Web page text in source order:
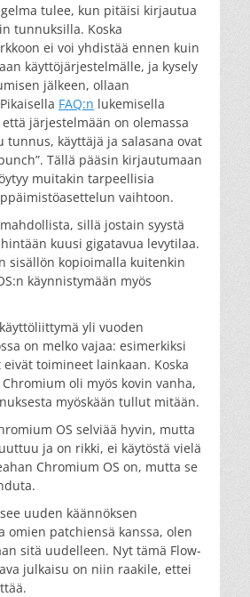
tulee, kun pitäisi kirjautua
tunnuksilla. Koska
ei voi yhdistää ennen kuin
käyttöjärjestelmälle, ja kysely
jälkeen, ollaan
FAQ:n lukemisella
järjestelmään on olemassa
tunnus, käyttäjä ja salasana ovat
Tällä pääsin kirjautumaan
muitakin tarpeellisia
vaihtoon.
sillä jostain syystä
kuusi gigatavua levytilaa.
sisällön kopioimalla kuitenkin
käynnistymään myös
yli vuoden
on melko vajaa: esimerkiksi
toimineet lainkaan. Koska
oli myös kovin vanha,
myöskään tullut mitään.
OS selviää hyvin, mutta
ja on rikki, ei käytöstä vielä
Chromium OS on, mutta se
uuden käännöksen
omien patchiensä kanssa, olen
sitä uudelleen. Nyt tämä Flow-
julkaisu on niin raakile, ettei